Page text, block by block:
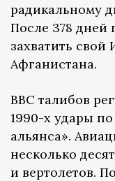
радикальному
После 378 дней
захватить свой
Афганистана.
ВВС талибов
1990-х удары
альянса».
несколько
и вертолетов.